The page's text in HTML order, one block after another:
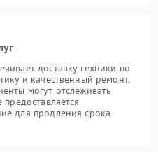
доставку техники по
и качественный ремонт,
могут отслеживать
для продления срока